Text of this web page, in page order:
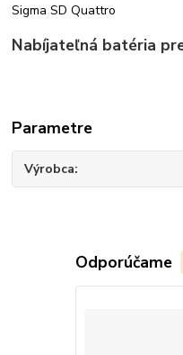
Sigma SD Quattro
Nabíjateľná batéria
Parametre
Výrobca
Odporúčame